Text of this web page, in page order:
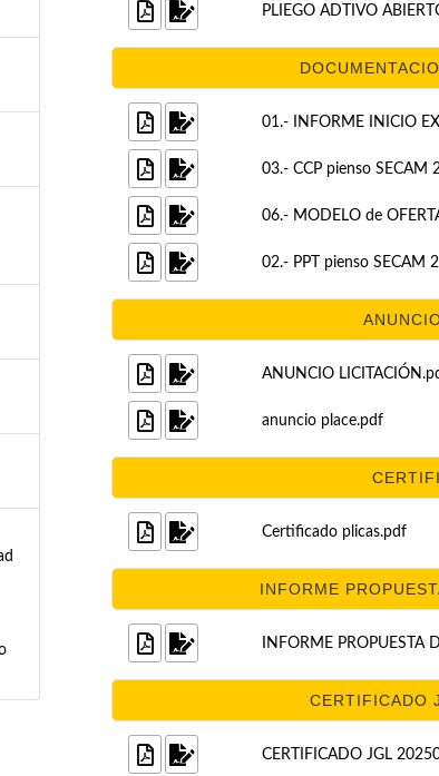
PLIEGO ADTIVO
01.- INFORME INICIO
03.- CCP pienso SECAM
06.- MODELO de
02.- PPT pienso SECAM
ANUNCIO
anuncio place.pdf
Certificado plicas.pdf
INFORME
INFORME
CERTIFICADO
CERTIFICADO JGL